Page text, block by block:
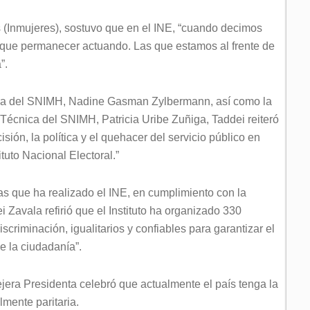
sostuvo que en el INE, “cuando decimos
permanecer actuando. Las que estamos al frente de
del SNIMH, Nadine Gasman Zylbermann, así como la
del SNIMH, Patricia Uribe Zuñiga, Taddei reiteró
la política y el quehacer del servicio público en
Nacional Electoral.”
que ha realizado el INE, en cumplimiento con la
Zavala refirió que el Instituto ha organizado 330
igualitarios y confiables para garantizar el
la ciudadanía”.
Presidenta celebró que actualmente el país tenga la
paritaria.